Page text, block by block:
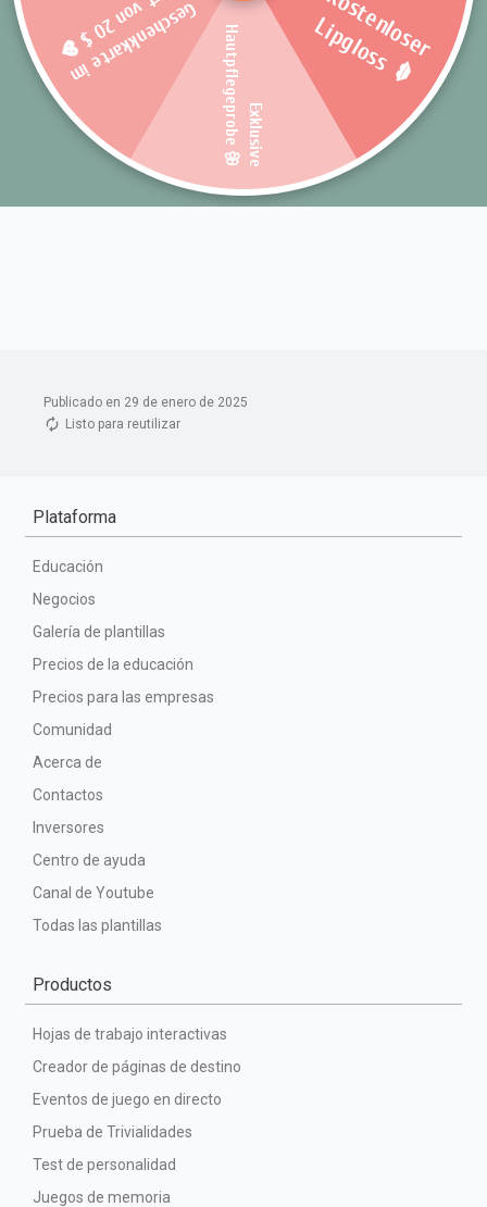
Publicado en 29 de enero de 2025
Listo para reutilizar
Plataforma
Educación
Negocios
Galería de plantillas
Precios de la educación
Precios para las empresas
Comunidad
Acerca de
Contactos
Inversores
Centro de ayuda
Canal de Youtube
Todas las plantillas
Productos
Hojas de trabajo interactivas
Creador de páginas de destino
Eventos de juego en directo
Prueba de Trivialidades
Test de personalidad
Juegos de memoria